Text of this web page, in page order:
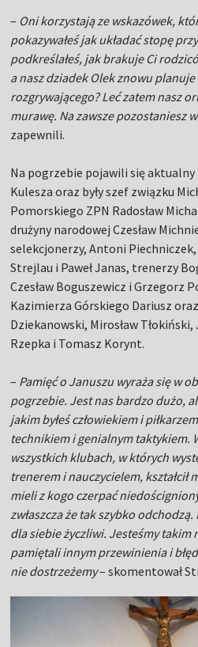
– Oni korzystają ze wskazówek,
pokazywałeś jak układać stopę
podkreślałeś, jak brakuje Ci
a nasz dziadek Olek znowu
rozgrywającego? Leć zatem nasz
murawę. Na zawsze pozostaniesz
zapewnili.
Na pogrzebie pojawili się aktualny
Kulesza oraz były szef związku
Pomorskiego ZPN Radosław
drużyny narodowej Czesław
selekcjonerzy, Antoni
Strejlau i Paweł Janas, trenerzy
Czesław Boguszewicz i Grzegorz
Kazimierza Górskiego Dariusz
Dziekanowski, Mirosław
Rzepka i Tomasz Korynt.
– Pamięć o Januszu wyraża się w
pogrzebie. Jest nas bardzo dużo,
jakim byłeś człowiekiem i
technikiem i genialnym taktykiem.
wszystkich klubach, w których
trenerem i nauczycielem, kształcił
mieli z kogo czerpać
zwłaszcza że tak szybko
dla siebie życzliwi. Jesteśmy takim
pamiętali innym przewinienia i
nie dostrzeżemy– skomentował